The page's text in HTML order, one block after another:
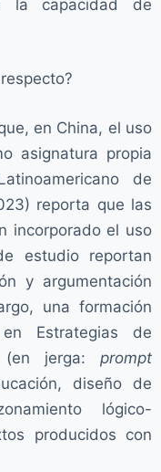
la capacidad de
en China, el uso
asignatura propia
de
reporta que las
incorporado el uso
estudio reportan
y argumentación
una formación
Estrategias de
(en jerga: prompt
diseño de
lógico-
producidos con